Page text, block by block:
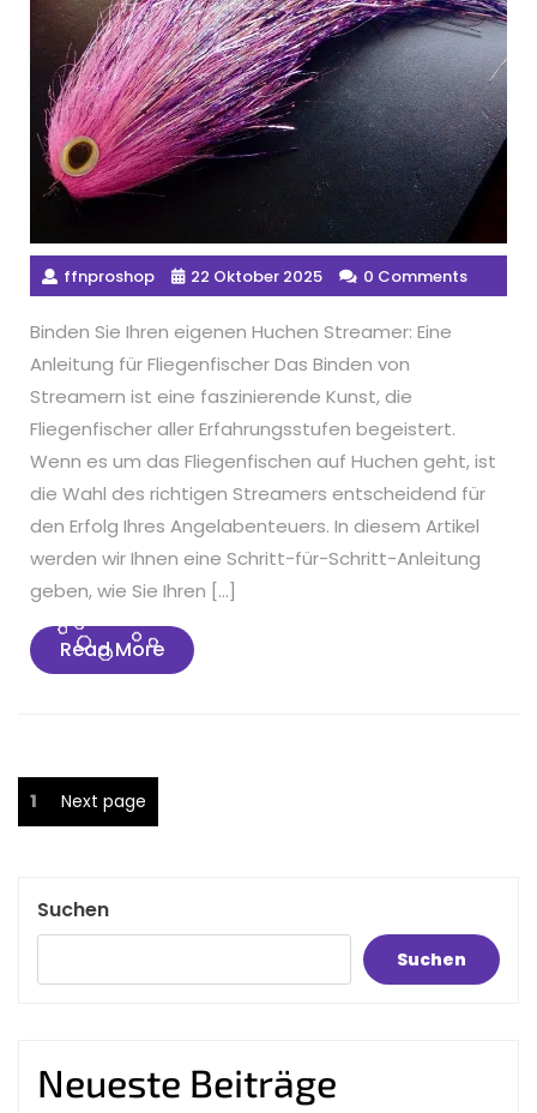
ffnproshop 22 Oktober 2025 0 Comments
Binden Sie Ihren eigenen Huchen Streamer: Eine
Anleitung für Fliegenfischer Das Binden von
Streamern ist eine faszinierende Kunst, die
Fliegenfischer aller Erfahrungsstufen begeistert.
Wenn es um das Fliegenfischen auf Huchen geht, ist
die Wahl des richtigen Streamers entscheidend für
den Erfolg Ihres Angelabenteuers. In diesem Artikel
werden wir Ihnen eine Schritt-für-Schritt-Anleitung
geben, wie Sie Ihren […]
Read MoreRead
More
Seitennummerierung
Beiträge
Page
1 Next page
Suchen
Suchen
Neueste Beiträge